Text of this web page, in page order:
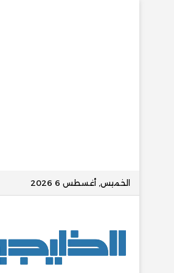
الخميس, أغسطس 6 2026